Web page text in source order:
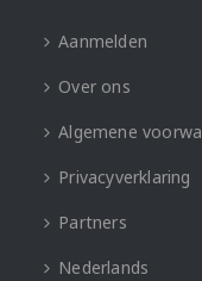
Aanmelden
Over ons
Algemene
Privacyverklaring
Partners
Nederlands